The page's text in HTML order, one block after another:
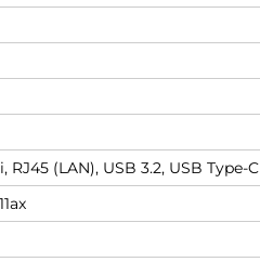
(LAN), USB 3.2, USB Type-C